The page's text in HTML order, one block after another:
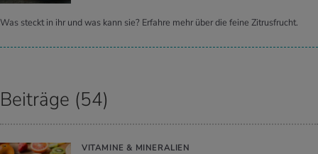
Was steckt in ihr und was kann sie? Erfahre mehr über die feine Zitrusfrucht.
Beiträge (54)
VITAMINE & MINERALIEN